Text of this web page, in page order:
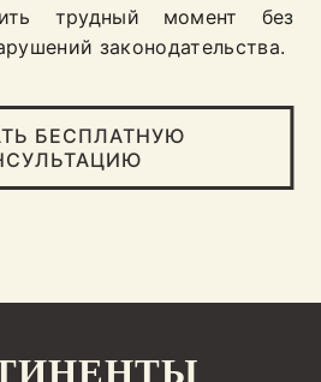
трудный момент без
законодательства.
БЕСПЛАТНУЮ